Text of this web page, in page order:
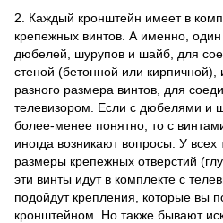
2. Каждый кронштейн имеет в
крепежных винтов. А именно, один
дюбелей, шурупов и шайб, для
стеной (бетонной или кирпичной),
разного размера винтов, для
телевизором. Если с дюбелями и
более-менее понятно, то с
иногда возникают вопросы. У всех
размеры крепежных отверстий
эти винты идут в комплекте с
подойдут крепления, которые вы
кронштейном. Но также бывают